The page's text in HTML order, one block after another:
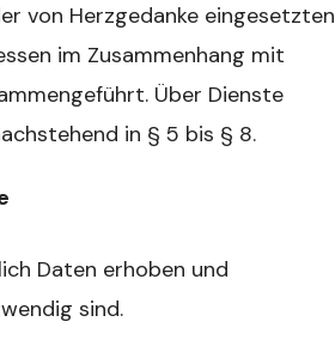
von Herzgedanke eingesetzten
im Zusammenhang mit
Über Dienste
in § 5 bis § 8.
Daten erhoben und
sind.